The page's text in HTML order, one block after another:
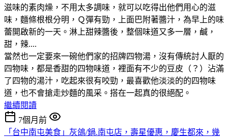
滋味的素肉燥，不用太多調味，就可以吃得出他們用心的滋
味，麵條根根分明，Ｑ彈有勁，上面巴附著醬汁，為早上的味
蕾開啟新的一天。淋上甜辣醬後，整個味道又多一層，鹹，
甜，辣....
當然也一定要來一碗他們家的招牌四物湯，沒有傳統討人厭的
四物味，都是香甜的四物味道，裡面有不少的豆皮（？）沾滿
了四物的湯汁，吃起來很有咬勁，最喜歡他淡淡的的四物味
道，也不會搶走炒麵的風采。搭在一起真的很絕配。
繼續閱讀
7個月前
「台中南屯美食」灰鴿/鍋.南屯店，壽星優惠，慶生都來，幾